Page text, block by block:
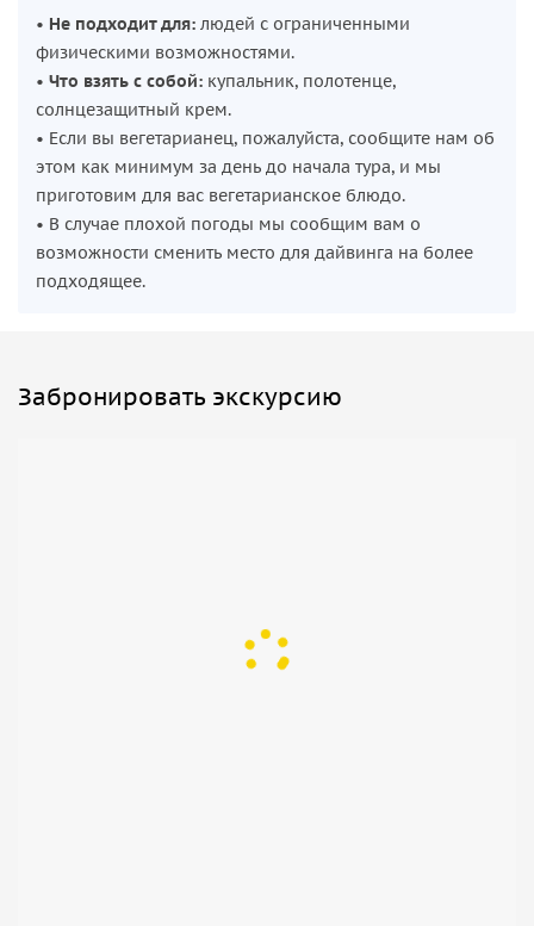
• Не подходит для: людей с ограниченными
физическими возможностями.
• Что взять с собой: купальник, полотенце,
солнцезащитный крем.
• Если вы вегетарианец, пожалуйста, сообщите нам об
этом как минимум за день до начала тура, и мы
приготовим для вас вегетарианское блюдо.
• В случае плохой погоды мы сообщим вам о
возможности сменить место для дайвинга на более
подходящее.
Забронировать экскурсию